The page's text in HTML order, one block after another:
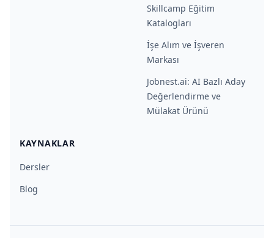
Skillcamp Eğitim
Katalogları
İşe Alım ve İşveren
Markası
Jobnest.ai: AI Bazlı Aday
Değerlendirme ve
Mülakat Ürünü
KAYNAKLAR
Dersler
Blog